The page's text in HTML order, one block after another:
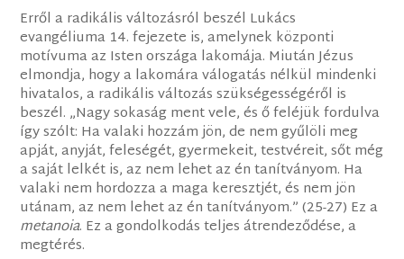
Erről a radikális változásról beszél Lukács
evangéliuma 14. fejezete is, amelynek központi
motívuma az Isten országa lakomája. Miután Jézus
elmondja, hogy a lakomára válogatás nélkül mindenki
hivatalos, a radikális változás szükségességéről is
beszél. „Nagy sokaság ment vele, és ő feléjük fordulva
így szólt: Ha valaki hozzám jön, de nem gyűlöli meg
apját, anyját, feleségét, gyermekeit, testvéreit, sőt még
a saját lelkét is, az nem lehet az én tanítványom. Ha
valaki nem hordozza a maga keresztjét, és nem jön
utánam, az nem lehet az én tanítványom.” (25-27) Ez a
metanoia. Ez a gondolkodás teljes átrendeződése, a
megtérés.